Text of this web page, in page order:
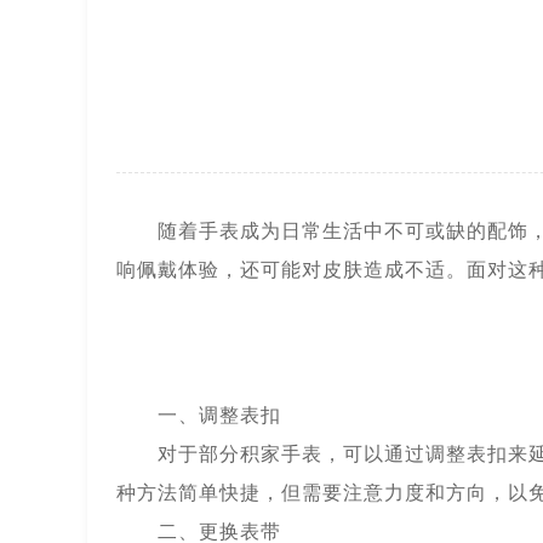
随着手表成为日常生活中不可或缺的配饰，
响佩戴体验，还可能对皮肤造成不适。面对这
一、调整表扣
对于部分积家手表，可以通过调整表扣来延
种方法简单快捷，但需要注意力度和方向，以
二、更换表带